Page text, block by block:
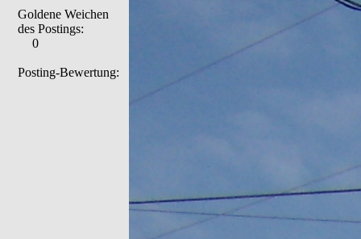
Goldene Weichen
des Postings:
0
Posting-Bewertung: